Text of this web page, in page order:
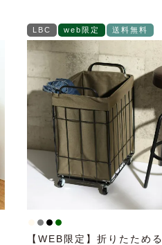
LBC web限定 送料無料
【WEB限定】折りたためる